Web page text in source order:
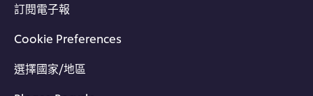
訂閱電子報
Cookie Preferences
選擇國家/地區